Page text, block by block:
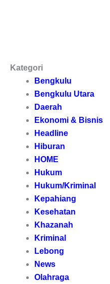
Kategori
Bengkulu
Bengkulu Utara
Daerah
Ekonomi & Bisnis
Headline
Hiburan
HOME
Hukum
Hukum/Kriminal
Kepahiang
Kesehatan
Khazanah
Kriminal
Lebong
News
Olahraga